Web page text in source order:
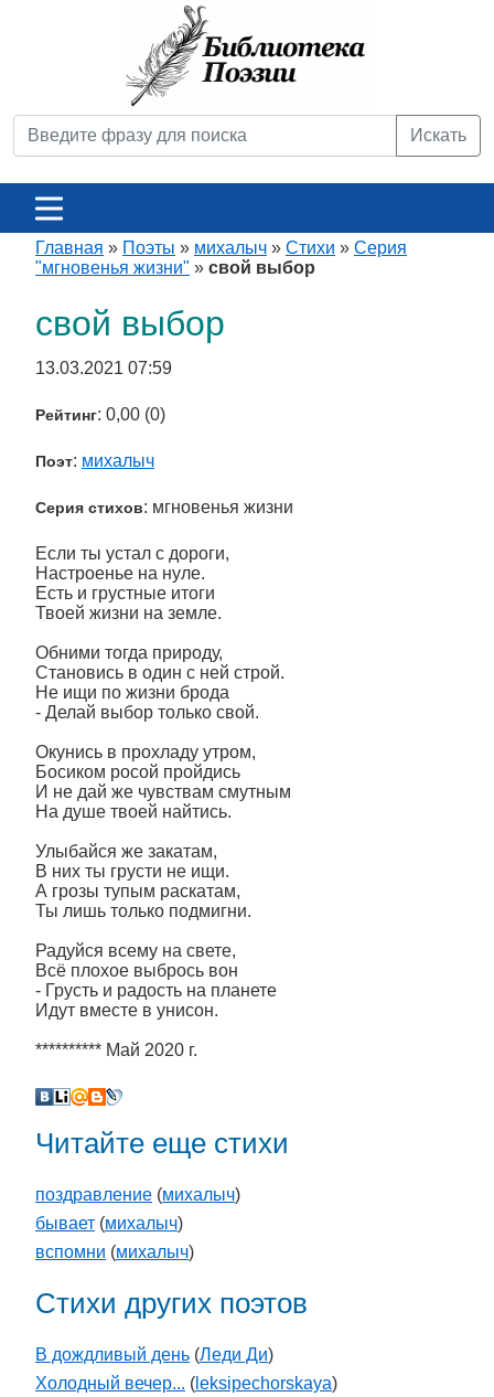
Искать
Главная » Поэты » михалыч » Стихи » Серия
"мгновенья жизни" » свой выбор
свой выбор
13.03.2021 07:59
Рейтинг: 0,00 (0)
Поэт: михалыч
Серия стихов: мгновенья жизни
Если ты устал с дороги,
Настроенье на нуле.
Есть и грустные итоги
Твоей жизни на земле.
Обними тогда природу,
Становись в один с ней строй.
Не ищи по жизни брода
- Делай выбор только свой.
Окунись в прохладу утром,
Босиком росой пройдись
И не дай же чувствам смутным
На душе твоей найтись.
Улыбайся же закатам,
В них ты грусти не ищи.
А грозы тупым раскатам,
Ты лишь только подмигни.
Радуйся всему на свете,
Всё плохое выбрось вон
- Грусть и радость на планете
Идут вместе в унисон.
********** Май 2020 г.
Читайте еще стихи
поздравление (михалыч)
бывает (михалыч)
вспомни (михалыч)
Стихи других поэтов
В дождливый день (Леди Ди)
Холодный вечер... ( leksipechorskaya)